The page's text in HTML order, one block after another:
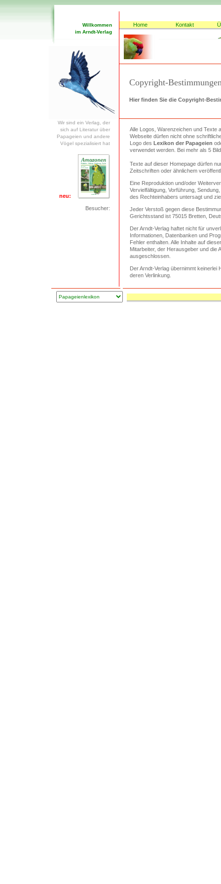
Willkommen
im Arndt-Verlag
Wir sind ein Verlag, der
sich auf Literatur über
Papageien und andere
Vögel spezialisiert hat
neu:
Besucher:
Home Kontakt
Copyright-
Hier finden Sie die Copyright-
Alle Logos, Warenzeichen und Texte
Webseite dürfen nicht ohne
Logo des Lexikon der Papageien
verwendet werden. Bei mehr als 5
Texte auf dieser Homepage dürfen
Zeitschriften oder ähnlichem
Eine Reproduktion und/oder
Vervielfältigung, Vorführung,
des Rechteinhabers untersagt und
Jeder Verstoß gegen diese
Gerichtsstand ist 75015 Bretten,
Der Arndt-Verlag haftet nicht für
Informationen, Datenbanken und
Fehler enthalten. Alle Inhalte auf
Mitarbeiter, der Herausgeber und die
ausgeschlossen.
Der Arndt-Verlag übernimmt
deren Verlinkung.